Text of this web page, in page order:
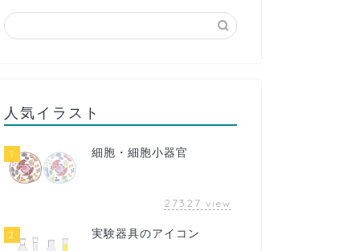
人気イラスト
1 細胞・細胞小器官
27327 view
2 実験器具のアイコン